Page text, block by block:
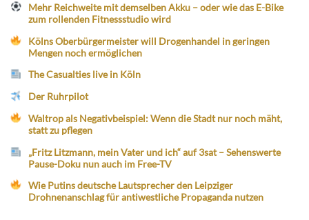
Mehr Reichweite mit demselben Akku – oder wie das E-Bike
zum rollenden Fitnessstudio wird
Kölns Oberbürgermeister will Drogenhandel in geringen
Mengen noch ermöglichen
The Casualties live in Köln
Der Ruhrpilot
Waltrop als Negativbeispiel: Wenn die Stadt nur noch mäht,
statt zu pflegen
„Fritz Litzmann, mein Vater und ich“ auf 3sat – Sehenswerte
Pause-Doku nun auch im Free-TV
Wie Putins deutsche Lautsprecher den Leipziger
Drohnenanschlag für antiwestliche Propaganda nutzen